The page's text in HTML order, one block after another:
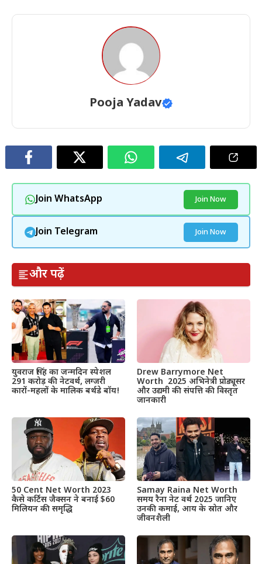
Pooja Yadav
Join WhatsApp Join Now
Join Telegram Join Now
और पढ़ें
युवराज सिंह का जन्मदिन स्पेशल
291 करोड़ की नेटवर्थ, लग्जरी
कारों-महलों के मालिक बर्थडे बॉय!
Drew Barrymore Net
Worth 2025 अभिनेत्री प्रोड्यूसर
और उद्यमी की संपत्ति की विस्तृत
जानकारी
50 Cent Net Worth 2023
कैसे कर्टिस जैक्सन ने बनाई $60
मिलियन की समृद्धि
Samay Raina Net Worth
समय रैना नेट वर्थ 2025 जानिए
उनकी कमाई, आय के स्रोत और
जीवनशैली